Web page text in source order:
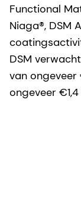
Functional
Niaga®, DSM
DSM
van
ongeveer